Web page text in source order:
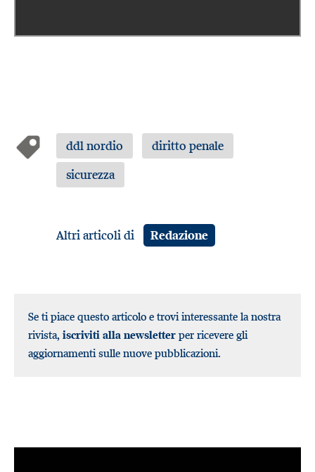
ddl nordio
diritto penale
sicurezza
Altri articoli di Redazione
Se ti piace questo articolo e trovi interessante la nostra
rivista, iscriviti alla newsletter per ricevere gli
aggiornamenti sulle nuove pubblicazioni.